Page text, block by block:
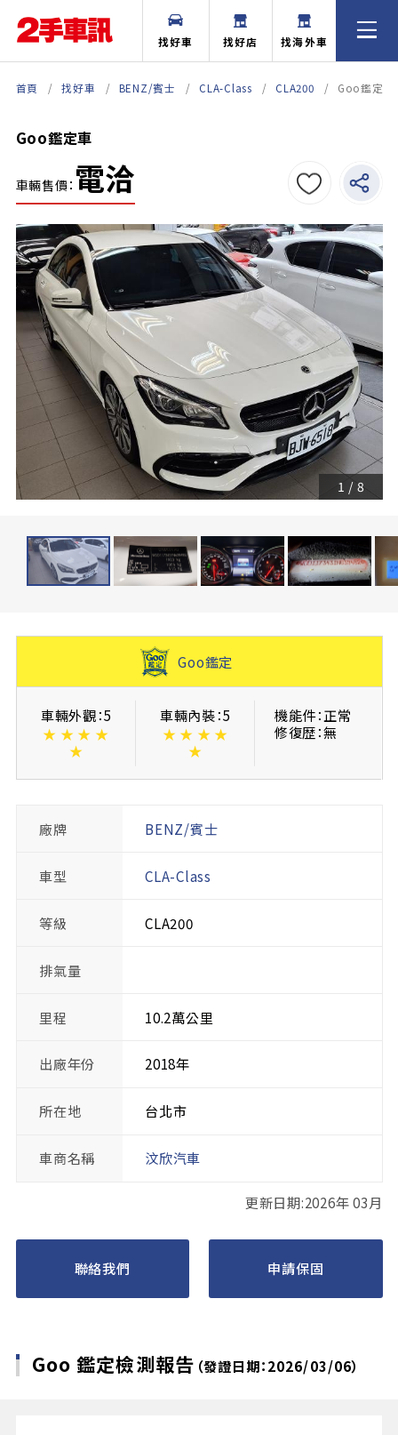
找好車 找好店 找海外車
首頁 找好車 BENZ/賓士 CLA-Class CLA200 Goo鑑定車
Goo鑑定車
車輛售價： 電洽
1 / 8
Goo鑑定
車輛外觀：5
★ ★ ★ ★
★
車輛內裝：5
★ ★ ★ ★
★
機能件：正常
修復歴：無
廠牌 BENZ/賓士
車型 CLA-Class
等級 CLA200
排氣量
里程 10.2萬公里
出廠年份 2018年
所在地 台北市
車商名稱 汶欣汽車
更新日期:2026年 03月
聯絡我們 申請保固
Goo 鑑定檢測報告 （發證日期：2026/03/06）